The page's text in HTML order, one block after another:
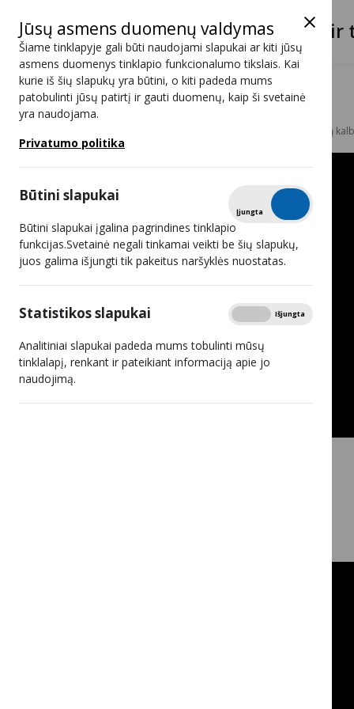
Jūsų asmens duomenų valdymas
Šiame tinklapyje gali būti naudojami slapukai ar kiti jūsų
asmens duomenys tinklapio funkcionalumo tikslais. Kai
kurie iš šių slapukų yra būtini, o kiti padeda mums
patobulinti jūsų patirtį ir gauti duomenų, kaip ši svetainė
yra naudojama.
Privatumo politika
Būtini slapukai
Tikrinti
Įjungta
Būtini slapukai įgalina pagrindines tinklapio
funkcijas.Svetainė negali tinkamai veikti be šių slapukų,
juos galima išjungti tik pakeitus naršyklės nuostatas.
Statistikos slapukai Rodyti Išjungta
Analitiniai slapukai padeda mums tobulinti mūsų
tinklalapį, renkant ir pateikiant informaciją apie jo
naudojimą.
Lietuvos radijo ir
Informacija gestų kalba
Informacija gestų